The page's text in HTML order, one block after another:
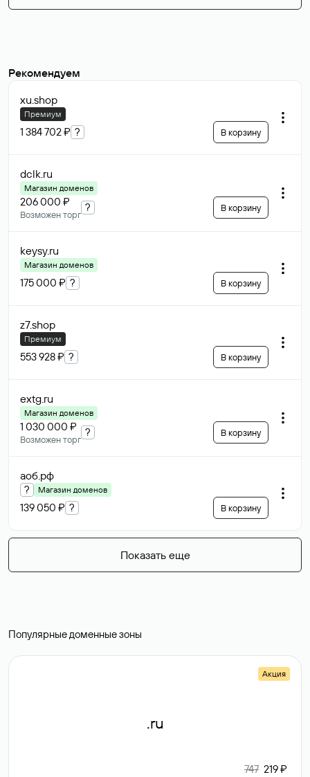
Рекомендуем
xu.shop
Премиум
1 384 702 ₽ ? В корзину
dclk.ru
Магазин доменов
206 000 ₽
Возможен торг
? В корзину
keysy.ru
Магазин доменов
175 000 ₽ ? В корзину
z7.shop
Премиум
553 928 ₽ ? В корзину
extg.ru
Магазин доменов
1 030 000 ₽
Возможен торг
? В корзину
аоб.рф
? Магазин доменов
139 050 ₽ ? В корзину
Показать еще
Популярные доменные зоны
Акция
.ru
747 219 ₽